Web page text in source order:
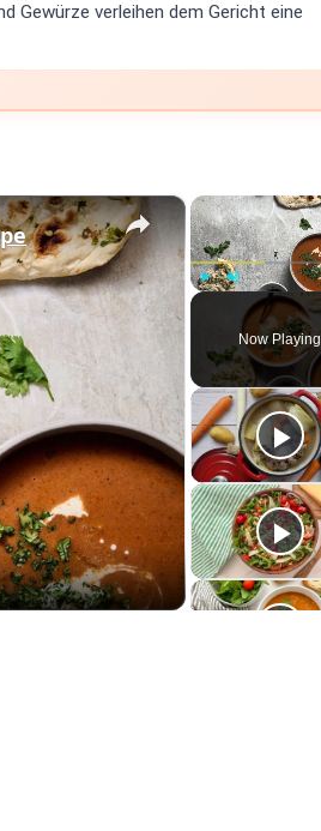
Gewürze verleihen dem Gericht eine
Unmute
Now Playing
×